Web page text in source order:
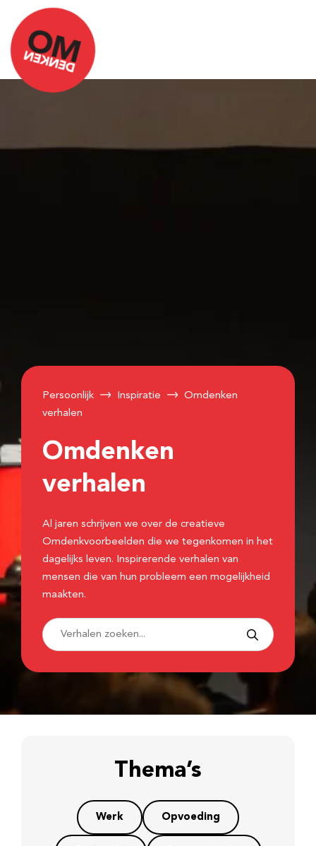
Persoonlijk Inspiratie
Omdenken
verhalen
Omdenken
verhalen
Al jaren schrijven we over de creatieve
Omdenkvoorbeelden die we tegenkomen in het
dagelijks leven. Inspirerende verhalen van
mensen die van hun probleem een mogelijkheid
maakten.
Thema’s
Werk Opvoeding